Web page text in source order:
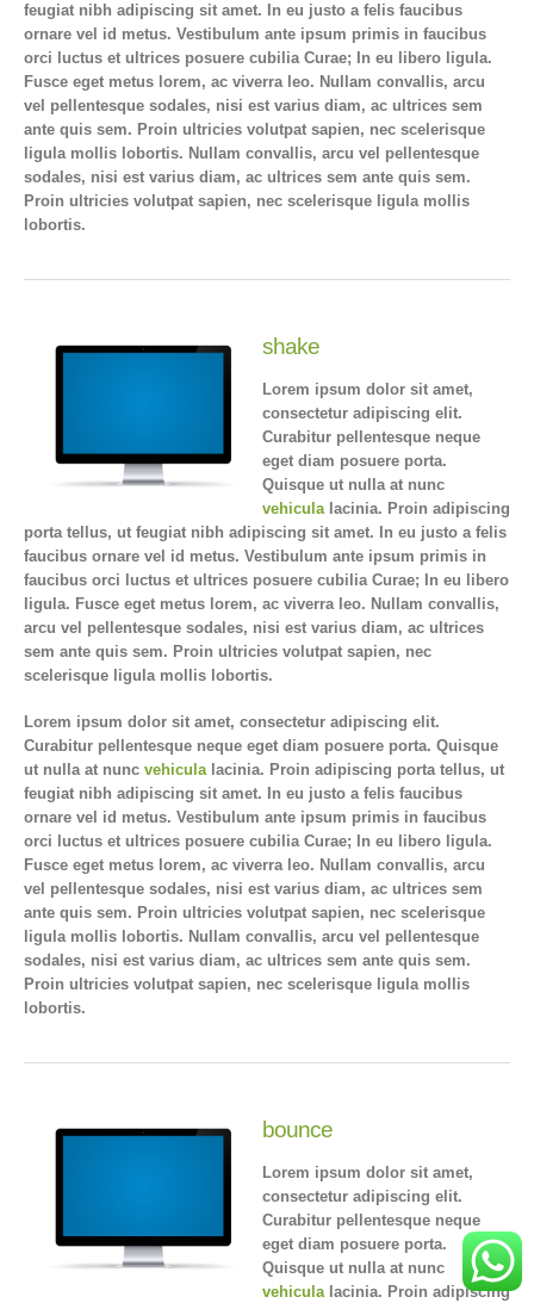
feugiat nibh adipiscing sit amet. In eu justo a felis faucibus
ornare vel id metus. Vestibulum ante ipsum primis in faucibus
orci luctus et ultrices posuere cubilia Curae; In eu libero ligula.
Fusce eget metus lorem, ac viverra leo. Nullam convallis, arcu
vel pellentesque sodales, nisi est varius diam, ac ultrices sem
ante quis sem. Proin ultricies volutpat sapien, nec scelerisque
ligula mollis lobortis. Nullam convallis, arcu vel pellentesque
sodales, nisi est varius diam, ac ultrices sem ante quis sem.
Proin ultricies volutpat sapien, nec scelerisque ligula mollis
lobortis.
shake
Lorem ipsum dolor sit amet,
consectetur adipiscing elit.
Curabitur pellentesque neque
eget diam posuere porta.
Quisque ut nulla at nunc
vehiculalacinia. Proin adipiscing
porta tellus, ut feugiat nibh adipiscing sit amet. In eu justo a felis
faucibus ornare vel id metus. Vestibulum ante ipsum primis in
faucibus orci luctus et ultrices posuere cubilia Curae; In eu libero
ligula. Fusce eget metus lorem, ac viverra leo. Nullam convallis,
arcu vel pellentesque sodales, nisi est varius diam, ac ultrices
sem ante quis sem. Proin ultricies volutpat sapien, nec
scelerisque ligula mollis lobortis.
Lorem ipsum dolor sit amet, consectetur adipiscing elit.
Curabitur pellentesque neque eget diam posuere porta. Quisque
ut nulla at nunc vehicula lacinia. Proin adipiscing porta tellus, ut
feugiat nibh adipiscing sit amet. In eu justo a felis faucibus
ornare vel id metus. Vestibulum ante ipsum primis in faucibus
orci luctus et ultrices posuere cubilia Curae; In eu libero ligula.
Fusce eget metus lorem, ac viverra leo. Nullam convallis, arcu
vel pellentesque sodales, nisi est varius diam, ac ultrices sem
ante quis sem. Proin ultricies volutpat sapien, nec scelerisque
ligula mollis lobortis. Nullam convallis, arcu vel pellentesque
sodales, nisi est varius diam, ac ultrices sem ante quis sem.
Proin ultricies volutpat sapien, nec scelerisque ligula mollis
lobortis.
bounce
Lorem ipsum dolor sit amet,
consectetur adipiscing elit.
Curabitur pellentesque neque
eget diam posuere porta.
Quisque ut nulla at nunc
vehicula lacinia. Proin adipiscing